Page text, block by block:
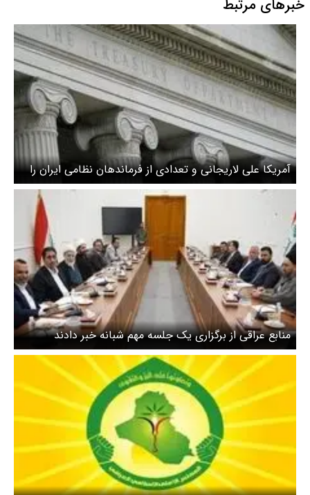
خبرهای مرتبط
آمریکا علی لاریجانی و تعدادی از فرماندهان نظامی ایران را
تحریم کرد
منابع عراقی از برگزاری یک جلسه مهم شبانه خبر دادند